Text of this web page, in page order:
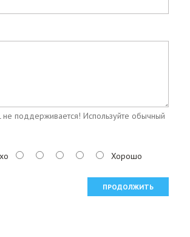
не поддерживается! Используйте обычный
Хорошо
ПРОДОЛЖИТЬ